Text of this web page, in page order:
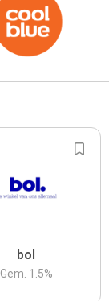
bol
Gem. 1.5%